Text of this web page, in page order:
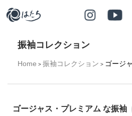
振袖コレクション
Home > 振袖コレクション > ゴージ
ゴージャス・プレミアム な振袖